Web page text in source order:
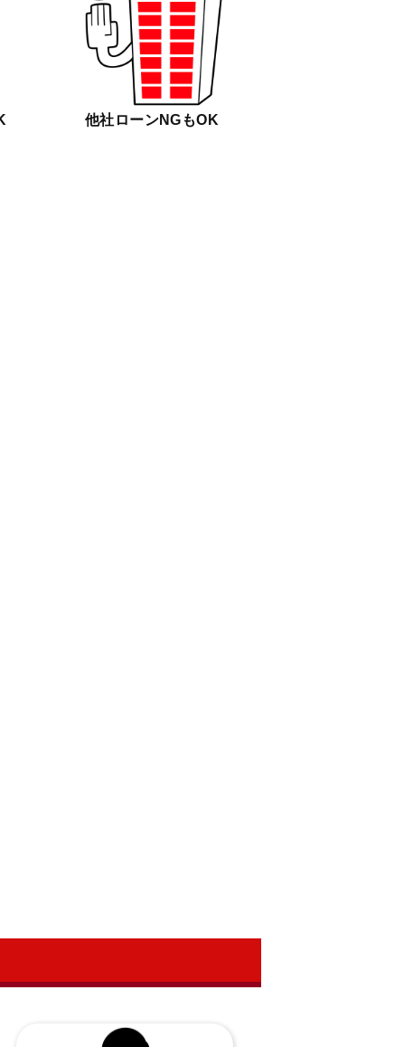
他社ローンNGもOK